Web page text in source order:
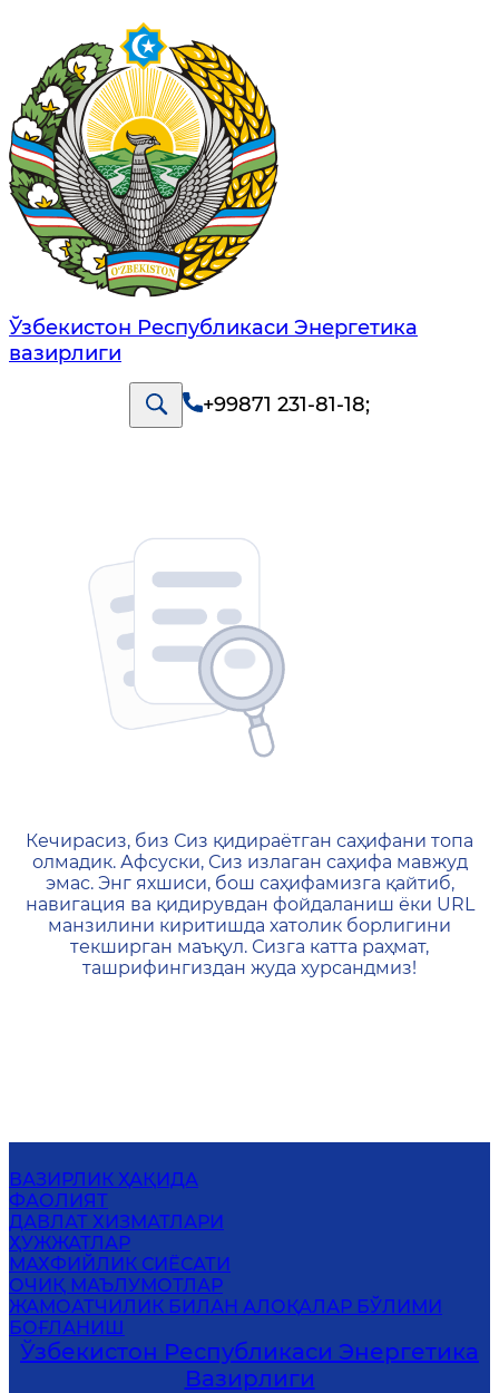
Ўзбекистон Республикаси Энергетика
вазирлиги
+99871 231-81-18;
404 — Страница не
Кечирасиз, биз Сиз қидираётган саҳифани топа
олмадик. Афсуски, Сиз излаган саҳифа мавжуд
эмас. Энг яхшиси, бош саҳифамизга қайтиб,
навигация ва қидирувдан фойдаланиш ёки URL
манзилини киритишда хатолик борлигини
текширган маъқул. Сизга катта раҳмат,
ташрифингиздан жуда хурсандмиз!
ВАЗИРЛИК ҲАҚИДА
ФАОЛИЯТ
ДАВЛАТ ХИЗМАТЛАРИ
ҲУЖЖАТЛАР
МАХФИЙЛИК СИЁСАТИ
ОЧИҚ МАЪЛУМОТЛАР
ЖАМОАТЧИЛИК БИЛАН АЛОҚАЛАР БЎЛИМИ
БОҒЛАНИШ
Ўзбекистон Республикаси Энергетика
Вазирлиги